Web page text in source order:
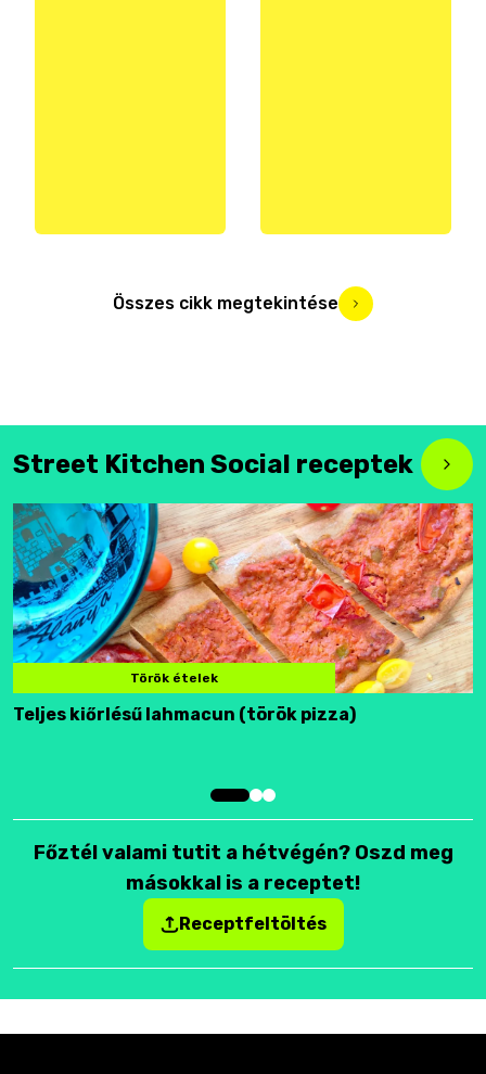
Összes cikk megtekintése
Street Kitchen Social receptek
Török ételek
Teljes kiőrlésű lahmacun (török pizza)
Főztél valami tutit a hétvégén? Oszd meg
másokkal is a receptet!
Receptfeltöltés